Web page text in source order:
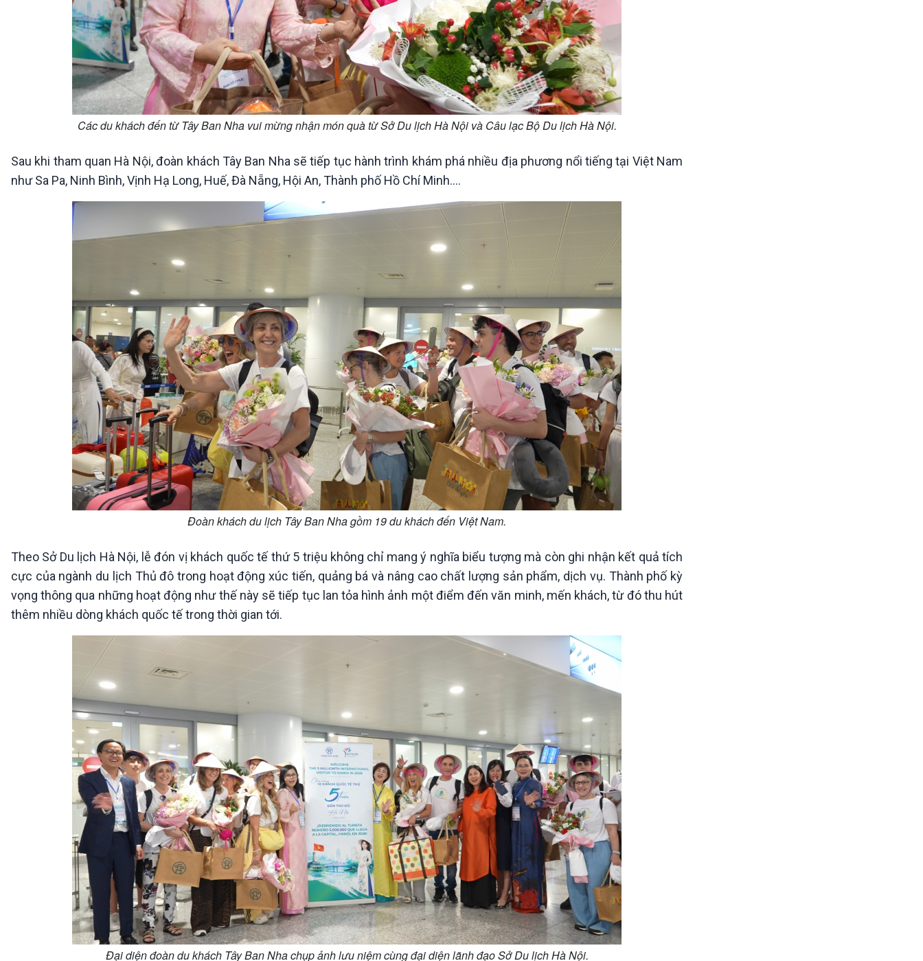
Các du khách đến từ Tây Ban Nha vui mừng nhận món quà từ Sở Du lịch Hà Nội và Câu lạc Bộ Du lịch Hà Nội.
Sau khi tham quan Hà Nội, đoàn khách Tây Ban Nha sẽ tiếp tục hành trình khám phá nhiều địa phương nổi tiếng tại Việt Nam
như Sa Pa, Ninh Bình, Vịnh Hạ Long, Huế, Đà Nẵng, Hội An, Thành phố Hồ Chí Minh....
Đoàn khách du lịch Tây Ban Nha gồm 19 du khách đến Việt Nam.
Theo Sở Du lịch Hà Nội, lễ đón vị khách quốc tế thứ 5 triệu không chỉ mang ý nghĩa biểu tượng mà còn ghi nhận kết quả tích
cực của ngành du lịch Thủ đô trong hoạt động xúc tiến, quảng bá và nâng cao chất lượng sản phẩm, dịch vụ. Thành phố kỳ
vọng thông qua những hoạt động như thế này sẽ tiếp tục lan tỏa hình ảnh một điểm đến văn minh, mến khách, từ đó thu hút
thêm nhiều dòng khách quốc tế trong thời gian tới.
Đại diện đoàn du khách Tây Ban Nha chụp ảnh lưu niệm cùng đại diện lãnh đạo Sở Du lịch Hà Nội.